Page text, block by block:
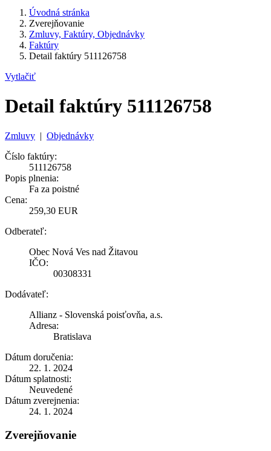
Úvodná stránka
Zverejňovanie
Zmluvy, Faktúry, Objednávky
Faktúry
Detail faktúry 511126758
Vytlačiť
Detail faktúry 511126758
Zmluvy | Objednávky
Číslo faktúry:
511126758
Popis plnenia:
Fa za poistné
Cena:
259,30 EUR
Odberateľ:
Obec Nová Ves nad Žitavou
IČO:
00308331
Dodávateľ:
Allianz - Slovenská poisťovňa, a.s.
Adresa:
Bratislava
Dátum doručenia:
22. 1. 2024
Dátum splatnosti:
Neuvedené
Dátum zverejnenia:
24. 1. 2024
Zverejňovanie